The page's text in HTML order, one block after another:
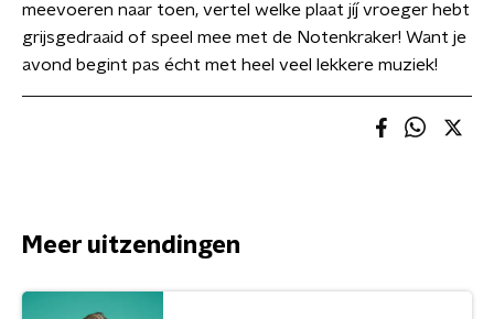
meevoeren naar toen, vertel welke plaat jíj vroeger hebt
grijsgedraaid of speel mee met de Notenkraker! Want je
avond begint pas écht met heel veel lekkere muziek!
Meer uitzendingen